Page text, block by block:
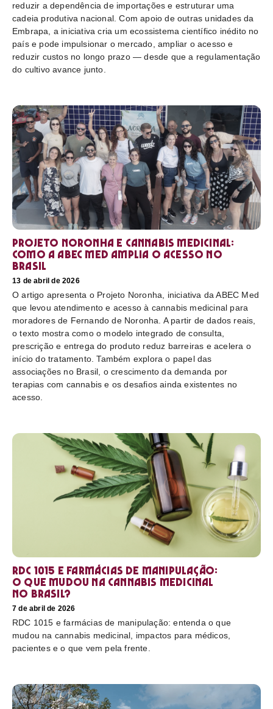
reduzir a dependência de importações e estruturar uma
cadeia produtiva nacional. Com apoio de outras unidades da
Embrapa, a iniciativa cria um ecossistema científico inédito no
país e pode impulsionar o mercado, ampliar o acesso e
reduzir custos no longo prazo — desde que a regulamentação
do cultivo avance junto.
Projeto Noronha e cannabis medicinal:
como a ABEC Med amplia o acesso no
Brasil
13 de abril de 2026
O artigo apresenta o Projeto Noronha, iniciativa da ABEC Med
que levou atendimento e acesso à cannabis medicinal para
moradores de Fernando de Noronha. A partir de dados reais,
o texto mostra como o modelo integrado de consulta,
prescrição e entrega do produto reduz barreiras e acelera o
início do tratamento. Também explora o papel das
associações no Brasil, o crescimento da demanda por
terapias com cannabis e os desafios ainda existentes no
acesso.
RDC 1015 e farmácias de manipulação:
o que mudou na cannabis medicinal
no Brasil?
7 de abril de 2026
RDC 1015 e farmácias de manipulação: entenda o que
mudou na cannabis medicinal, impactos para médicos,
pacientes e o que vem pela frente.